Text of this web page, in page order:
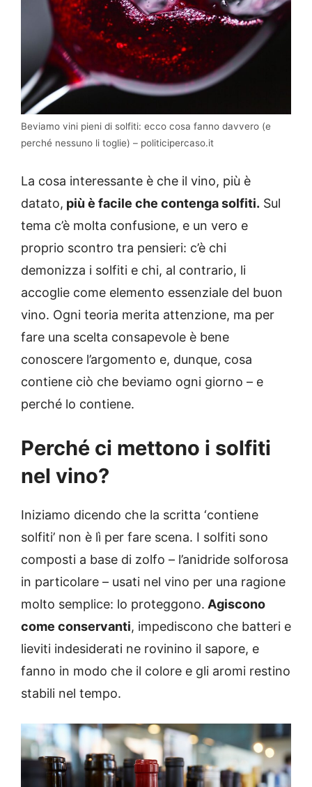
Beviamo vini pieni di solfiti: ecco cosa fanno davvero (e
perché nessuno li toglie) – politicipercaso.it
La cosa interessante è che il vino, più è
datato, più è facile che contenga solfiti. Sul
tema c’è molta confusione, e un vero e
proprio scontro tra pensieri: c’è chi
demonizza i solfiti e chi, al contrario, li
accoglie come elemento essenziale del buon
vino. Ogni teoria merita attenzione, ma per
fare una scelta consapevole è bene
conoscere l’argomento e, dunque, cosa
contiene ciò che beviamo ogni giorno – e
perché lo contiene.
Perché ci mettono i solfiti
nel vino?
Iniziamo dicendo che la scritta ‘contiene
solfiti’ non è lì per fare scena. I solfiti sono
composti a base di zolfo – l’anidride solforosa
in particolare – usati nel vino per una ragione
molto semplice: lo proteggono. Agiscono
come conservanti, impediscono che batteri e
lieviti indesiderati ne rovinino il sapore, e
fanno in modo che il colore e gli aromi restino
stabili nel tempo.